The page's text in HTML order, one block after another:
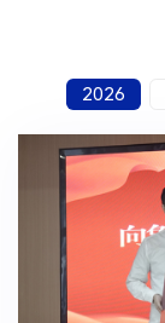
2026